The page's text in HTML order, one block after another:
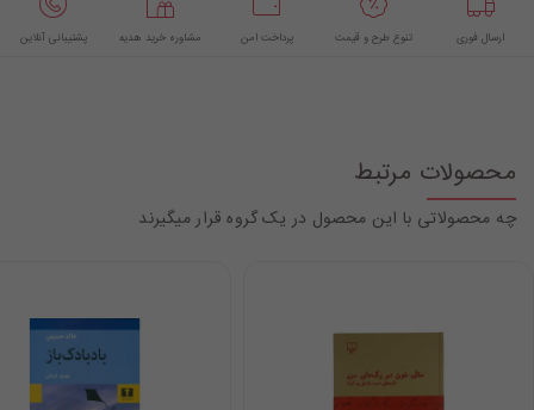
ارسال فوری تنوع طرح و قیمت پرداخت امن مشاوره خرید هدیه پشتیبانی آنلاین
محصولات مرتبط
چه محصولاتی با این محصول در یک گروه قرار میگیرند